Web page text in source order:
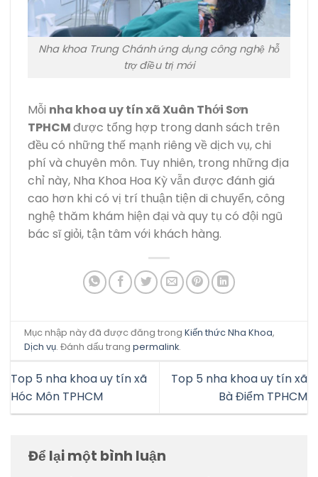
Nha khoa Trung Chánh ứng dụng công nghệ hỗ
trợ điều trị mới
Mỗi nha khoa uy tín xã Xuân Thới Sơn
TPHCMđược tổng hợp trong danh sách trên
đều có những thế mạnh riêng về dịch vụ, chi
phí và chuyên môn. Tuy nhiên, trong những địa
chỉ này, Nha Khoa Hoa Kỳ vẫn được đánh giá
cao hơn khi có vị trí thuận tiện di chuyển, công
nghệ thăm khám hiện đại và quy tụ có đội ngũ
bác sĩ giỏi, tận tâm với khách hàng.
Mục nhập này đã được đăng trongKiến thức Nha Khoa,
Dịch vụ. Đánh dấu trangpermalink.
Top 5 nha khoa uy tín xã
Hóc Môn TPHCM
Top 5 nha khoa uy tín xã
Bà Điểm TPHCM
Để lại một bình luận